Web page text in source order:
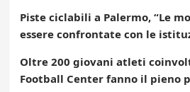
Piste ciclabili a Palermo, “Le
essere confrontate con le
Oltre 200 giovani atleti
Football Center fanno il pieno